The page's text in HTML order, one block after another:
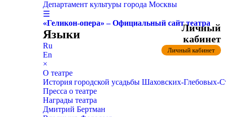
Департамент культуры города Москвы
☰
«Геликон-опера» – Официальный сайт театра
Языки
Ru
En
×
О театре
История городской усадьбы Шаховских-
Пресса о театре
Награды театра
Дмитрий Бертман
Личный
кабинет
Личный кабинет